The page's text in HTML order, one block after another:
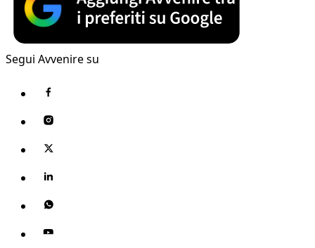
Segui Avvenire su